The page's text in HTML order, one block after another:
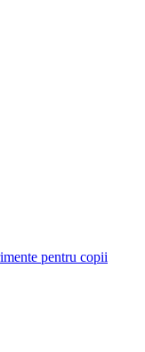
pentru copii